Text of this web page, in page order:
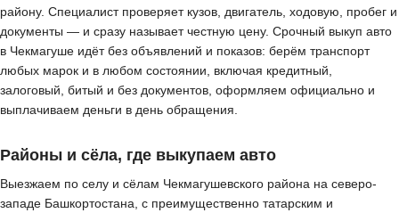
району. Специалист проверяет кузов, двигатель, ходовую, пробег и
документы — и сразу называет честную цену. Срочный выкуп авто
в Чекмагуше идёт без объявлений и показов: берём транспорт
любых марок и в любом состоянии, включая кредитный,
залоговый, битый и без документов, оформляем официально и
выплачиваем деньги в день обращения.
Районы и сёла, где выкупаем авто
Выезжаем по селу и сёлам Чекмагушевского района на северо-
западе Башкортостана, с преимущественно татарским и